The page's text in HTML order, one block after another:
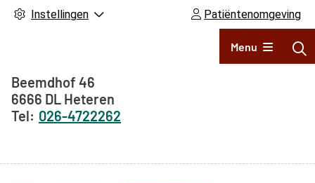
Instellingen Patiëntenomgeving
Hoofdmenu
Menu
Adresgegevens
Beemdhof 46
6666 DL Heteren
026-4722262